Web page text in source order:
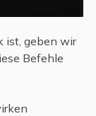
ist, geben wir
Befehle